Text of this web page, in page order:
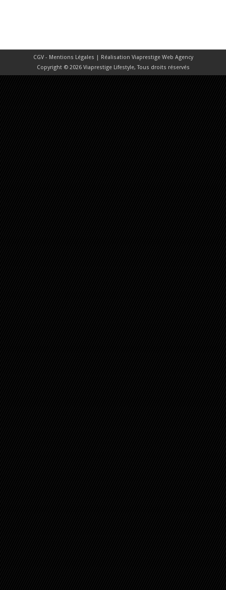
CGV - Mentions Légales | Réalisation Viaprestige Web Agency
Copyright © 2026 Viaprestige Lifestyle, Tous droits réservés